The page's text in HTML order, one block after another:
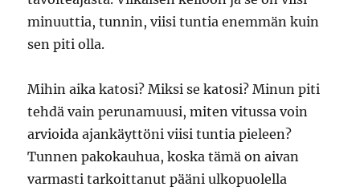
minuuttia, tunnin, viisi tuntia enemmän kuin
sen piti olla.
Mihin aika katosi? Miksi se katosi? Minun piti
tehdä vain perunamuusi, miten vitussa voin
arvioida ajankäyttöni viisi tuntia pieleen?
Tunnen pakokauhua, koska tämä on aivan
varmasti tarkoittanut pääni ulkopuolella